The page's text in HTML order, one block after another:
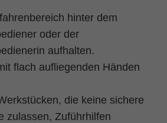
hinter dem
oder der
aufhalten.
flach aufliegenden Händen
die keine sichere
zulassen, Zuführhilfen